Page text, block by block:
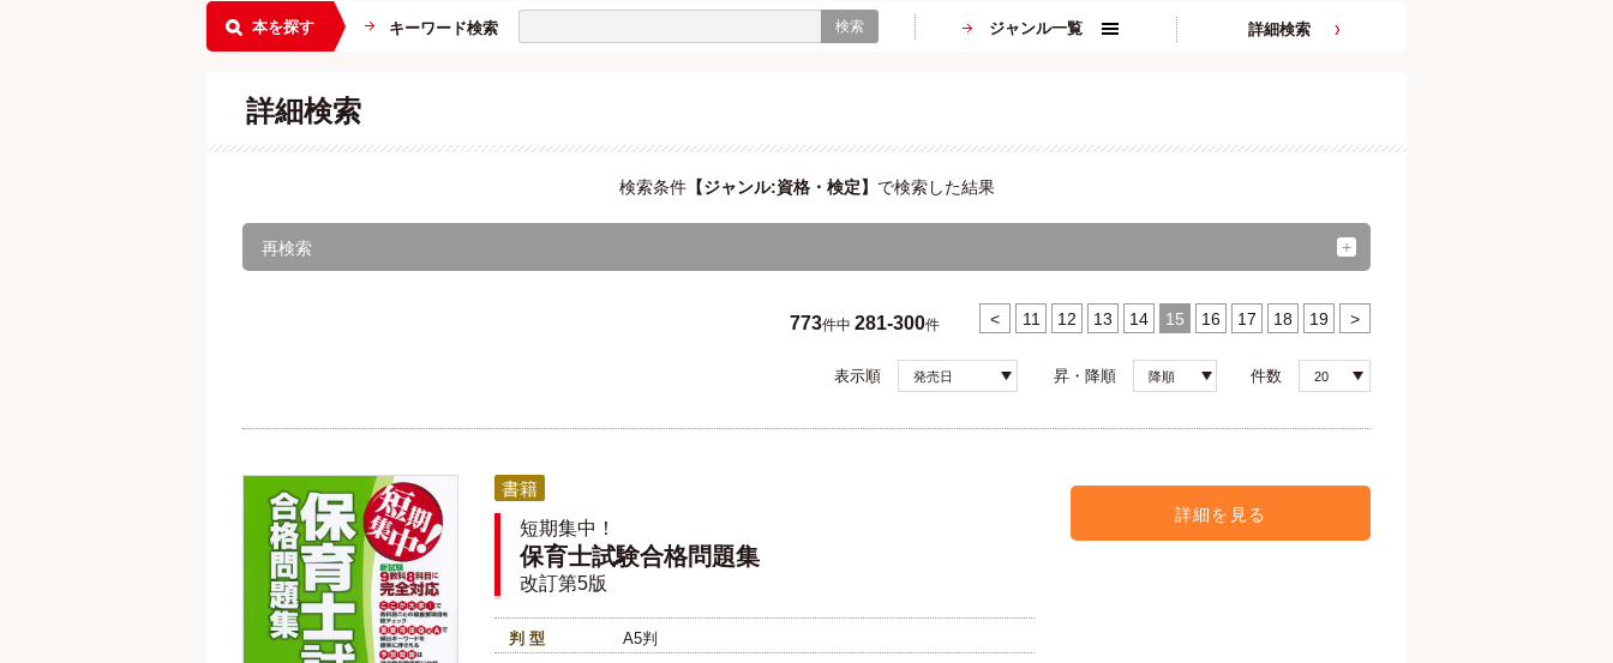
本を探す キーワード検索 検索 ジャンル一覧 詳細検索
詳細検索
検索条件【ジャンル:資格・検定】 で検索した結果
再検索
773件中 281-300件 < 11 12 13 14 15 16 17 18 19 >
表示順 発売日 昇・降順 降順 件数 20
書籍
短期集中！
保育士試験合格問題集
改訂第5版
判 型
A5判
詳細を見る